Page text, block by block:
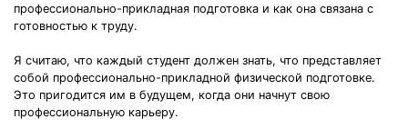
профессионально-прикладная подготовка и как она связана с
готовностью к труду.
Я считаю, что каждый студент должен знать, что представляет
собой профессионально-прикладной физической подготовке.
Это пригодится им в будущем, когда они начнут свою
профессиональную карьеру.